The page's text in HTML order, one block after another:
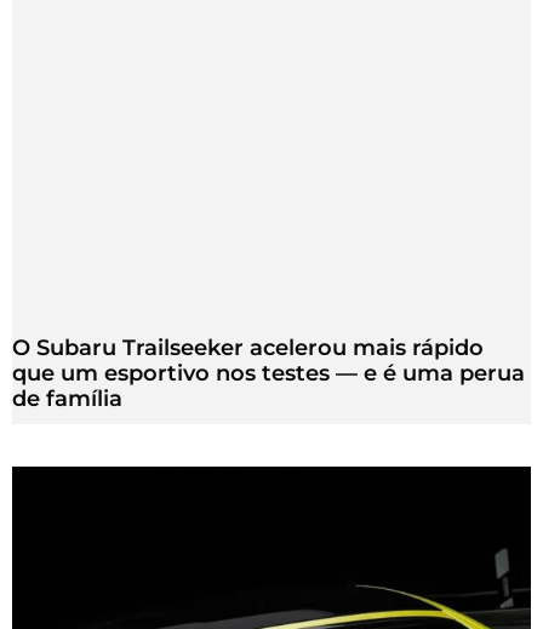
O Subaru Trailseeker acelerou mais rápido
que um esportivo nos testes — e é uma perua
de família